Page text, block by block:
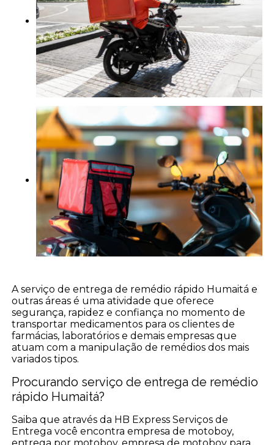
A serviço de entrega de remédio rápido Humaitá e
outras áreas é uma atividade que oferece
segurança, rapidez e confiança no momento de
transportar medicamentos para os clientes de
farmácias, laboratórios e demais empresas que
atuam com a manipulação de remédios dos mais
variados tipos.
Procurando serviço de entrega de remédio
rápido Humaitá?
Saiba que através da HB Express Serviços de
Entrega você encontra empresa de motoboy,